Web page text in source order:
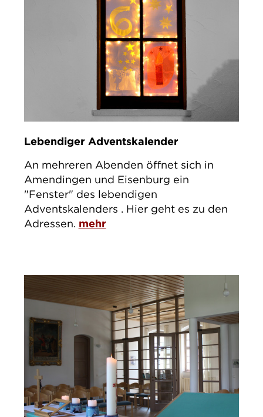
Lebendiger Adventskalender
An mehreren Abenden öffnet sich in
Amendingen und Eisenburg ein
"Fenster" des lebendigen
Adventskalenders . Hier geht es zu den
Adressen. mehr